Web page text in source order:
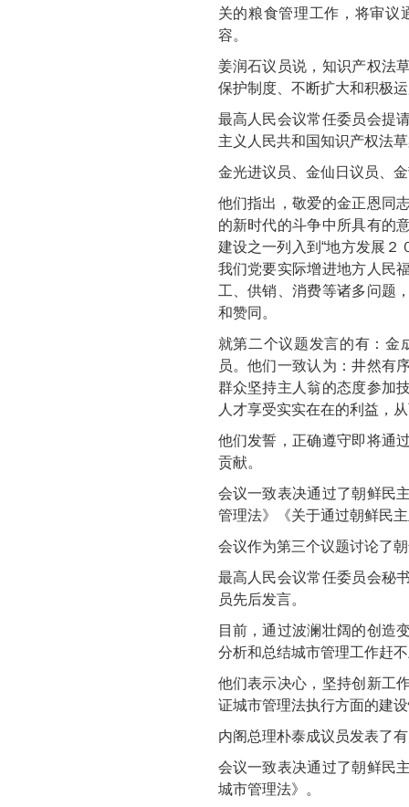
关的粮食管理工作，将审议
容。
姜润石议员说，知识产权法
保护制度、不断扩大和积极
最高人民会议常任委员会提
主义人民共和国知识产权法
金光进议员、金仙日议员、
他们指出，敬爱的金正恩 同
的新时代的斗争中所具有的
建设之一列入到“地方发展
我们党要实际增进地方人民
工、供销、消费等诸多问题
和赞同。
就第二个议题发言的有：金
员。他们一致认为：井然有
群众坚持主人翁的态度参加
人才享受实实在在的利益，
他们发誓，正确遵守即将通
贡献。
会议一致表决通过了朝鲜民
管理法》《关于通过朝鲜民
会议作为第三个议题讨论了
最高人民会议常任委员会秘
员先后发言。
目前，通过波澜壮阔的创造
分析和总结城市管理工作赶
他们表示决心，坚持创新工
证城市管理法执行方面的建
内阁总理朴泰成议员发表了
会议一致表决通过了朝鲜民
城市管理法》。